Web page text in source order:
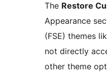
The Restore
Appearance
(FSE) themes
not directly
other theme